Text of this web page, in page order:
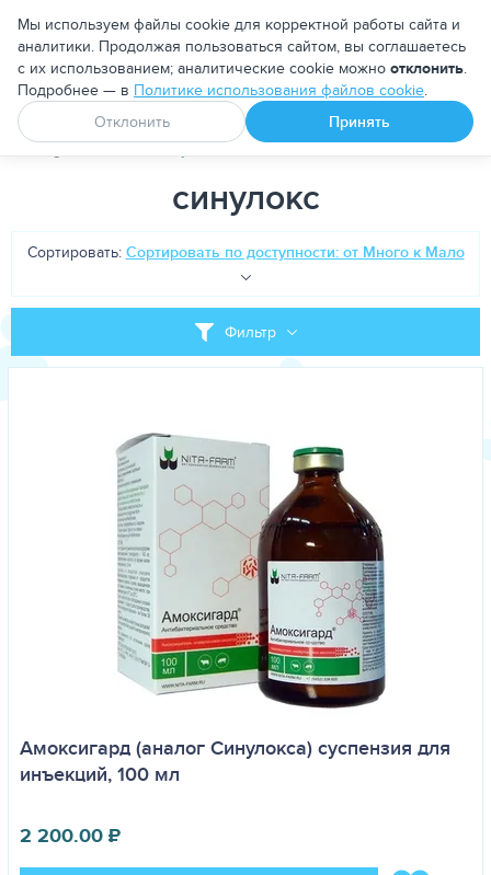
Москва
Апоквел Ветмедин От блох и клещей
PetDog Теги синулокс
синулокс
Фильтр
Сортировать: Сортировать по доступности: от Много к Мало
Амоксигард (аналог Синулокса) суспензия для
инъекций, 100 мл
2 200.00₽
Мы используем файлы cookie для корректной работы сайта и
аналитики. Продолжая пользоваться сайтом, вы соглашаетесь
с их использованием; аналитические cookie можно отклонить.
Подробнее — в Политике использования файлов cookie.
Отклонить
Принять